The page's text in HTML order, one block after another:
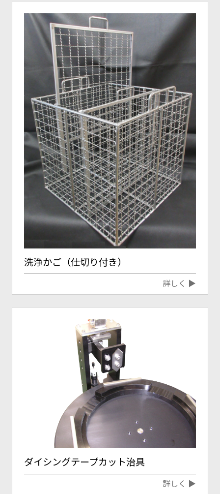
洗浄かご（仕切り付き）
詳しく ▶
ダイシングテープカット治具
詳しく ▶